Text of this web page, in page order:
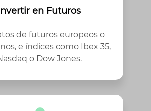
en Futuros
de futuros europeos o
e índices como Ibex 35,
o Dow Jones.